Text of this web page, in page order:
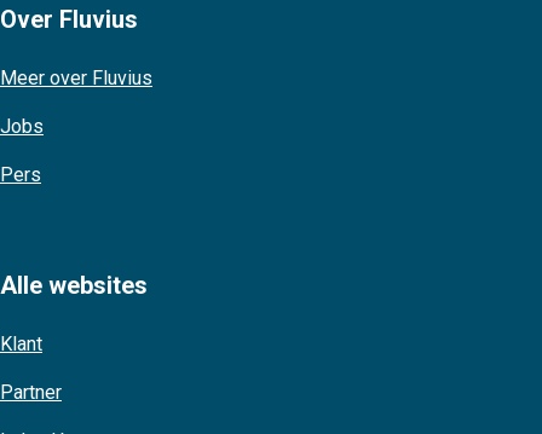
Over Fluvius
Meer over Fluvius
Jobs
Pers
Alle websites
Klant
Partner